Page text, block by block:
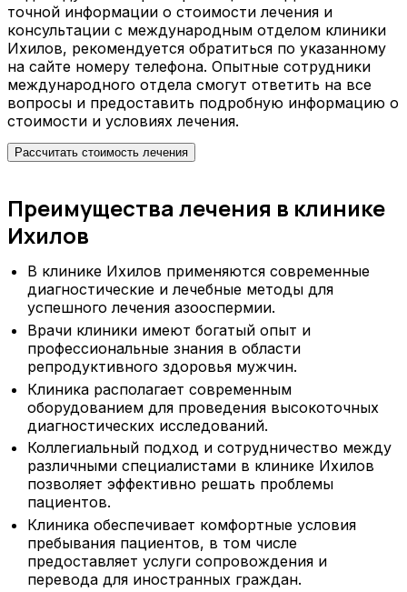
точной информации о стоимости лечения и
консультации с международным отделом клиники
Ихилов, рекомендуется обратиться по указанному
на сайте номеру телефона. Опытные сотрудники
международного отдела смогут ответить на все
вопросы и предоставить подробную информацию о
стоимости и условиях лечения.
Рассчитать стоимость лечения
Преимущества лечения в клинике
Ихилов
В клинике Ихилов применяются современные
диагностические и лечебные методы для
успешного лечения азооспермии.
Врачи клиники имеют богатый опыт и
профессиональные знания в области
репродуктивного здоровья мужчин.
Клиника располагает современным
оборудованием для проведения высокоточных
диагностических исследований.
Коллегиальный подход и сотрудничество между
различными специалистами в клинике Ихилов
позволяет эффективно решать проблемы
пациентов.
Клиника обеспечивает комфортные условия
пребывания пациентов, в том числе
предоставляет услуги сопровождения и
перевода для иностранных граждан.